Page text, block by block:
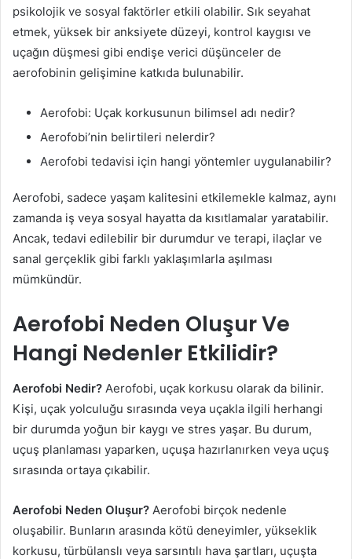
psikolojik ve sosyal faktörler etkili olabilir. Sık seyahat
etmek, yüksek bir anksiyete düzeyi, kontrol kaygısı ve
uçağın düşmesi gibi endişe verici düşünceler de
aerofobinin gelişimine katkıda bulunabilir.
Aerofobi: Uçak korkusunun bilimsel adı nedir?
Aerofobi’nin belirtileri nelerdir?
Aerofobi tedavisi için hangi yöntemler uygulanabilir?
Aerofobi, sadece yaşam kalitesini etkilemekle kalmaz, aynı
zamanda iş veya sosyal hayatta da kısıtlamalar yaratabilir.
Ancak, tedavi edilebilir bir durumdur ve terapi, ilaçlar ve
sanal gerçeklik gibi farklı yaklaşımlarla aşılması
mümkündür.
Aerofobi Neden Oluşur Ve
Hangi Nedenler Etkilidir?
Aerofobi Nedir? Aerofobi, uçak korkusu olarak da bilinir.
Kişi, uçak yolculuğu sırasında veya uçakla ilgili herhangi
bir durumda yoğun bir kaygı ve stres yaşar. Bu durum,
uçuş planlaması yaparken, uçuşa hazırlanırken veya uçuş
sırasında ortaya çıkabilir.
Aerofobi Neden Oluşur? Aerofobi birçok nedenle
oluşabilir. Bunların arasında kötü deneyimler, yükseklik
korkusu, türbülanslı veya sarsıntılı hava şartları, uçuşta